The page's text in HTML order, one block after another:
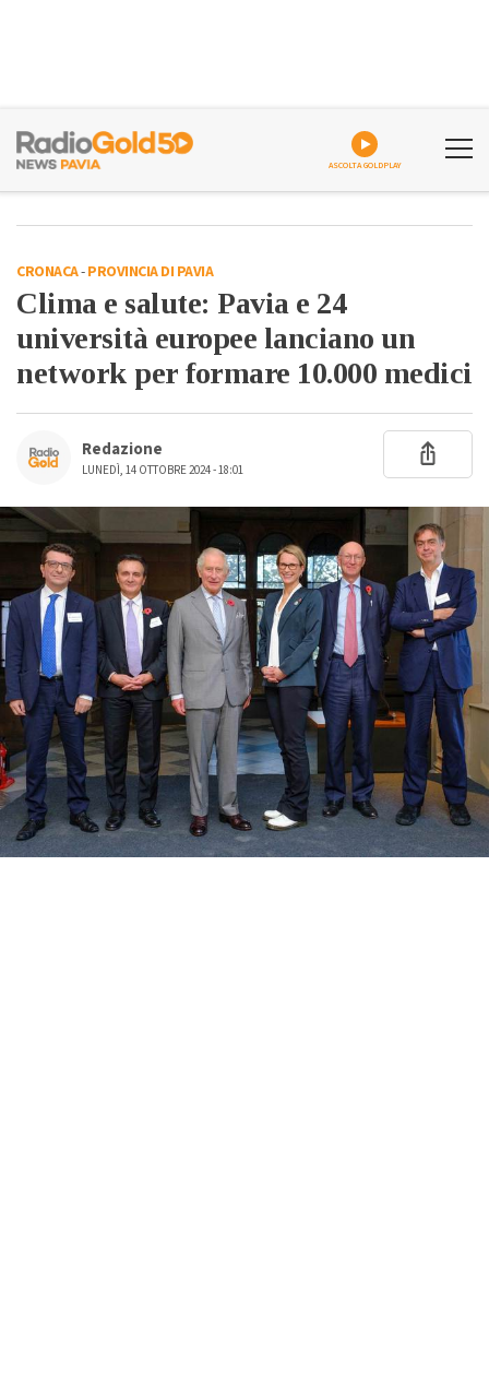
ASCOLTA GOLDPLAY
CRONACA-PROVINCIA DI PAVIA
Clima e salute: Pavia e 24
università europee lanciano un
network per formare 10.000 medici
Redazione
LUNEDÌ, 14 OTTOBRE 2024 - 18:01